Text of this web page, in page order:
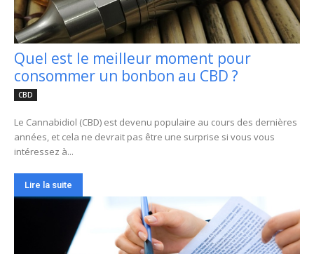
Quel est le meilleur moment pour
consommer un bonbon au CBD ?
CBD
Le Cannabidiol (CBD) est devenu populaire au cours des dernières
années, et cela ne devrait pas être une surprise si vous vous
intéressez à...
Lire la suite